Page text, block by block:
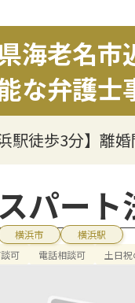
海老名市
な弁護士
浜駅徒歩3分】離
パー
横浜市
横浜駅
可
電話相談可 土日